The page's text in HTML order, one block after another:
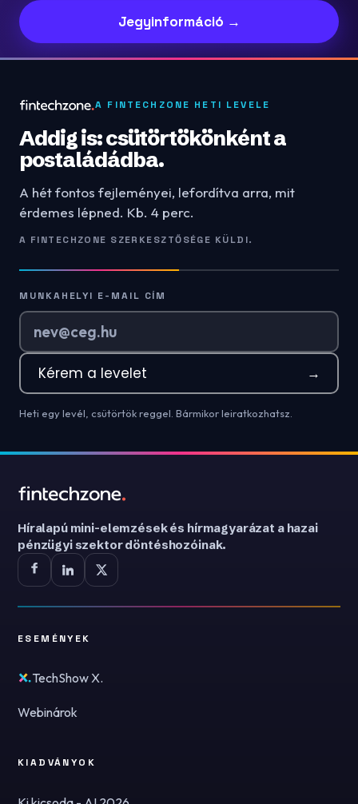
Jegyinformáció →
A FINTECHZONE HETI LEVELE
Addig is: csütörtökönként a
postaládádba.
A hét fontos fejleményei, lefordítva arra, mit
érdemes lépned. Kb. 4 perc.
A FINTECHZONE SZERKESZTŐSÉGE KÜLDI.
MUNKAHELYI E-MAIL CÍM
Kérem a levelet →
Heti egy levél, csütörtök reggel. Bármikor leiratkozhatsz.
Híralapú mini-elemzések és hírmagyarázat a hazai
pénzügyi szektor döntéshozóinak.
ESEMÉNYEK
TechShow X.
Webinárok
KIADVÁNYOK